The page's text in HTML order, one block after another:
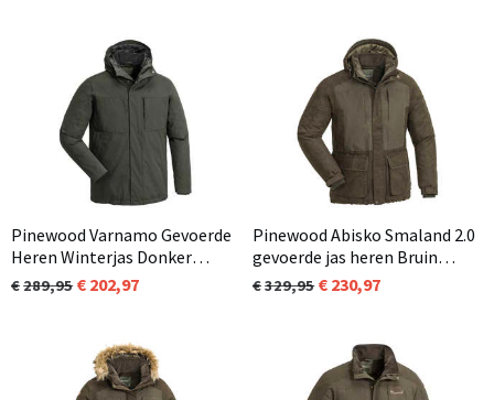
Pinewood Varnamo Gevoerde
Heren Winterjas Donker
Groen (103)
289,95 202,97
Pinewood Abisko Smaland 2.0
gevoerde jas heren Bruin
(241)
329,95 230,97